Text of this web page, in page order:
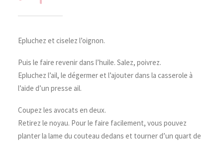
Epluchez et ciselez l’oignon.
Puis le faire revenir dans l’huile. Salez, poivrez.
Epluchez l’ail, le dégermer et l’ajouter dans la casserole à
l’aide d’un presse ail.
Coupez les avocats en deux.
Retirez le noyau. Pour le faire facilement, vous pouvez
planter la lame du couteau dedans et tourner d’un quart de